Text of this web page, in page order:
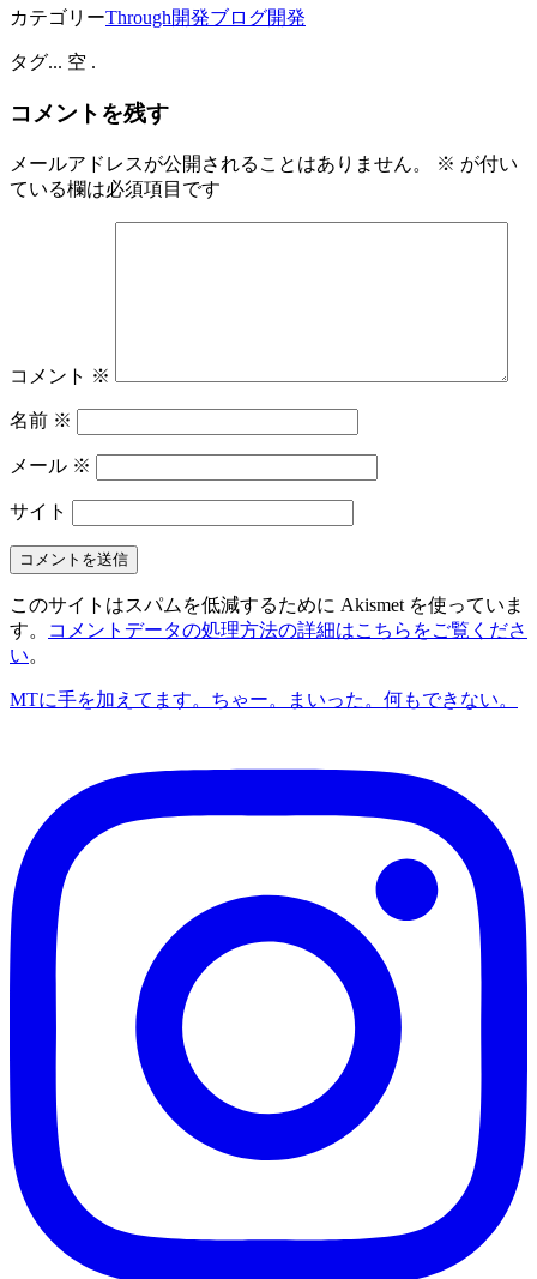
カテゴリーThrough開発ブログ開発
タグ... 空 .
コメントを残す
メールアドレスが公開されることはありません。 ※ が付い
ている欄は必須項目です
コメント ※
名前 ※
メール ※
サイト
このサイトはスパムを低減するために Akismet を使っていま
す。
コメントデータの処理方法の詳細はこちらをご覧くださ
い。
MTに手を加えてます。 ちゃー。まいった。何もできない。